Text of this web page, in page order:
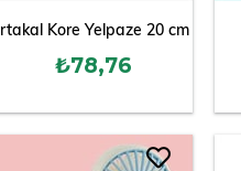
Kore Yelpaze 20 cm
₺78,76